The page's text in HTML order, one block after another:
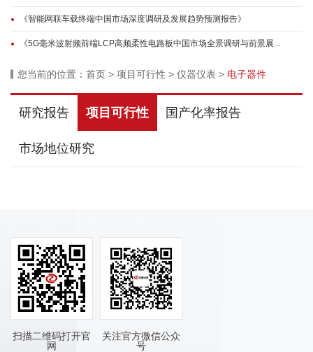
《智能网联车载终端中国市场深度调研及发展趋势预测报告》
《5G毫米波射频前端LCP高频柔性电路板中国市场全景调研与前景展...
您当前的位置： 首页 > 项目可行性 > 仪器仪表 > 电子器件
研究报告 项目可行性 国产化率报告
市场地位研究
扫描二维码打开官
网
关注官方微信公众
号